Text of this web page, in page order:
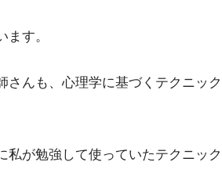
す。
さんも、心理学に基づくテクニック
が勉強して使っていたテクニック